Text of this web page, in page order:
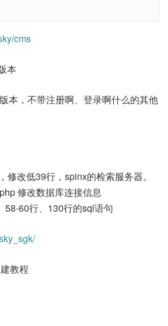
cms
本
本，不带注册啊、登录啊什么的其他
修改低39行，spinx的检索服务器。
修改数据库连接信息
58-60行、130行的sql语句
教程